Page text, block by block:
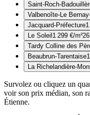
Saint-Roch-
Valbenoîte-Le
Jacquard-Préfecture
Le Soleil 1 299 €/m²26
Tardy Colline des
Beaubrun-Tarentaise
La Richelandière-
Survolez ou cliquez un
voir son prix médian, son
Étienne.